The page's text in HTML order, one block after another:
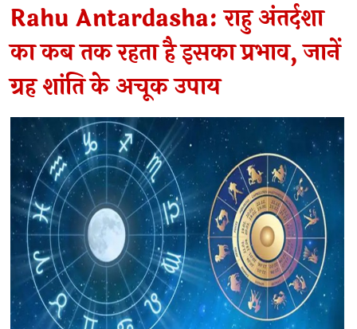
Rahu Antardasha: राहु अंतर्दशा
का कब तक रहता है इसका प्रभाव, जानें
ग्रह शांति के अचूक उपाय